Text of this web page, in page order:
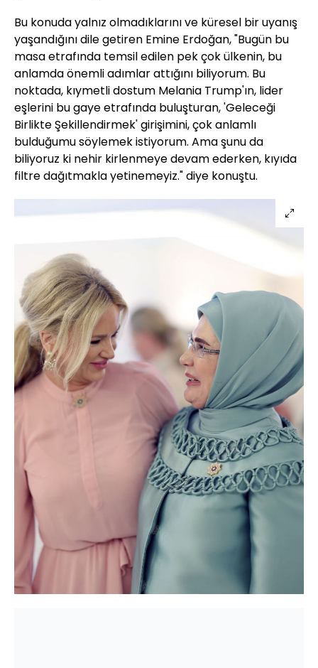
Bu konuda yalnız olmadıklarını ve küresel bir uyanış
yaşandığını dile getiren Emine Erdoğan, "Bugün bu
masa etrafında temsil edilen pek çok ülkenin, bu
anlamda önemli adımlar attığını biliyorum. Bu
noktada, kıymetli dostum Melania Trump'ın, lider
eşlerini bu gaye etrafında buluşturan, 'Geleceği
Birlikte Şekillendirmek' girişimini, çok anlamlı
bulduğumu söylemek istiyorum. Ama şunu da
biliyoruz ki nehir kirlenmeye devam ederken, kıyıda
filtre dağıtmakla yetinemeyiz." diye konuştu.